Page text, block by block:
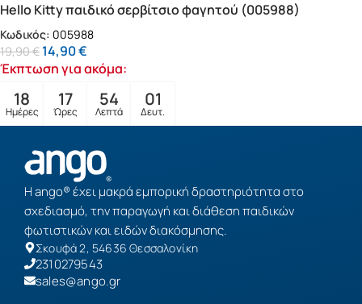
Hello Kitty παιδικό σερβίτσιο φαγητού (005988)
Κωδικός: 005988
19,90€ 14,90€
Έκπτωση για ακόμα:
18
Ημέρες
17
Ώρες
54
Λεπτά
01
Δευτ.
Η ango® έχει μακρά εμπορική δραστηριότητα στο
σχεδιασμό, την παραγωγή και διάθεση παιδικών
φωτιστικών και ειδών διακόσμησης.
Σκουφά 2, 54636 Θεσσαλονίκη
2310279543
sales@ango.gr